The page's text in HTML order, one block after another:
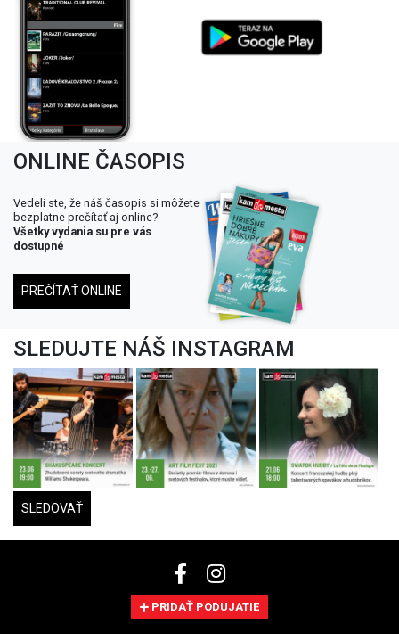
ONLINE ČASOPIS
Vedeli ste, že náš časopis si môžete
bezplatne prečítať aj online?
Všetky vydania su pre vás
dostupné
PREČÍTAŤ ONLINE
SLEDUJTE NÁŠ INSTAGRAM
SLEDOVAŤ
PRIDAŤ PODUJATIE